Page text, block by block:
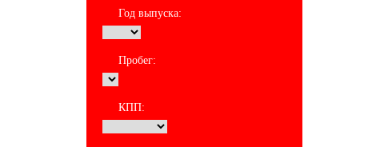
Год выпуска:
Пробег:
КПП: